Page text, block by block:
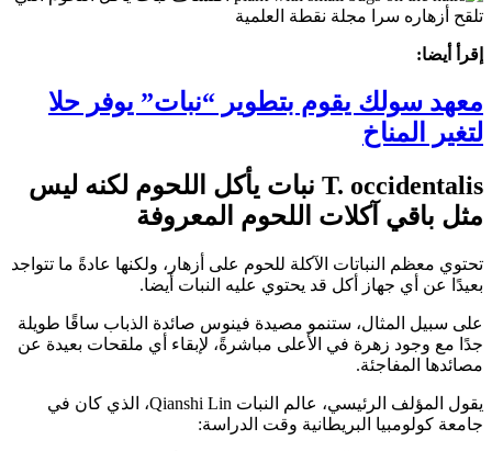
إقرأ أيضا:
معهد سولك يقوم بتطوير “نبات” يوفر حلا
لتغير المناخ
T. occidentalis نبات يأكل اللحوم لكنه ليس
مثل باقي آكلات اللحوم المعروفة
تحتوي معظم النباتات الآكلة للحوم على أزهار، ولكنها عادةً ما تتواجد
بعيدًا عن أي جهاز أكل قد يحتوي عليه النبات أيضا.
على سبيل المثال، ستنمو مصيدة فينوس صائدة الذباب ساقًا طويلة
جدًا مع وجود زهرة في الأعلى مباشرةً، لإبقاء أي ملقحات بعيدة عن
مصائدها المفاجئة.
يقول المؤلف الرئيسي، عالم النبات Qianshi Lin، الذي كان في
جامعة كولومبيا البريطانية وقت الدراسة: